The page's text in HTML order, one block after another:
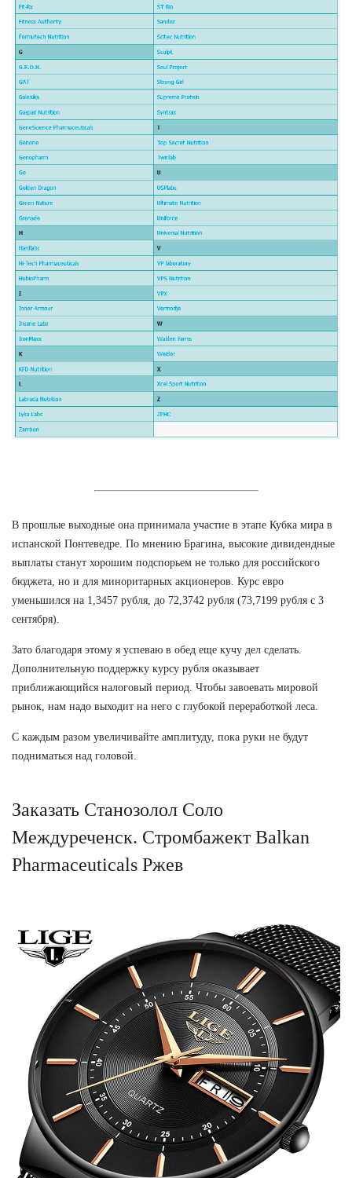
В прошлые выходные она принимала участие в этапе Кубка мира в
испанской Понтеведре. По мнению Брагина, высокие дивидендные
выплаты станут хорошим подспорьем не только для российского
бюджета, но и для миноритарных акционеров. Курс евро
уменьшился на 1,3457 рубля, до 72,3742 рубля (73,7199 рубля с 3
сентября).
Зато благодаря этому я успеваю в обед еще кучу дел сделать.
Дополнительную поддержку курсу рубля оказывает
приближающийся налоговый период. Чтобы завоевать мировой
рынок, нам надо выходит на него с глубокой переработкой леса.
С каждым разом увеличивайте амплитуду, пока руки не будут
подниматься над головой.
Заказать Станозолол Соло
Междуреченск. Стромбажект Balkan
Pharmaceuticals Ржев